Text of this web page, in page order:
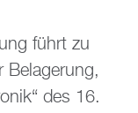
führt zu
Be­la­ge­rung,
des 16.